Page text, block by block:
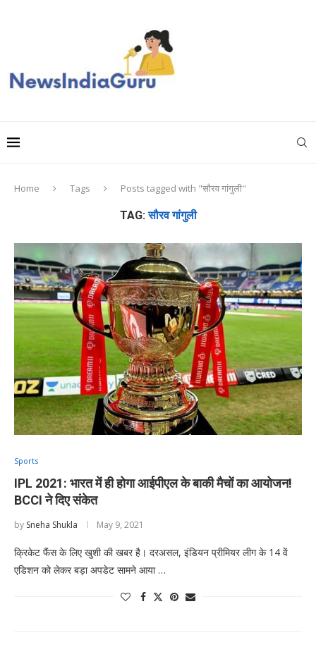
Home Tags Posts tagged with "सौरव गांगुली"
TAG:सौरव गांगुली
Sports
IPL 2021: भारत में ही होगा आईपीएल के बाकी मैचों का आयोजन!
BCCI ने दिए संकेत
by Sneha Shukla May 9, 2021
क्रिकेट फैंस के लिए खुशी की खबर है। दरअसल, इंडियन प्रीमियर लीग के 14 वें
एडिशन को लेकर बड़ा अपडेट सामने आया …